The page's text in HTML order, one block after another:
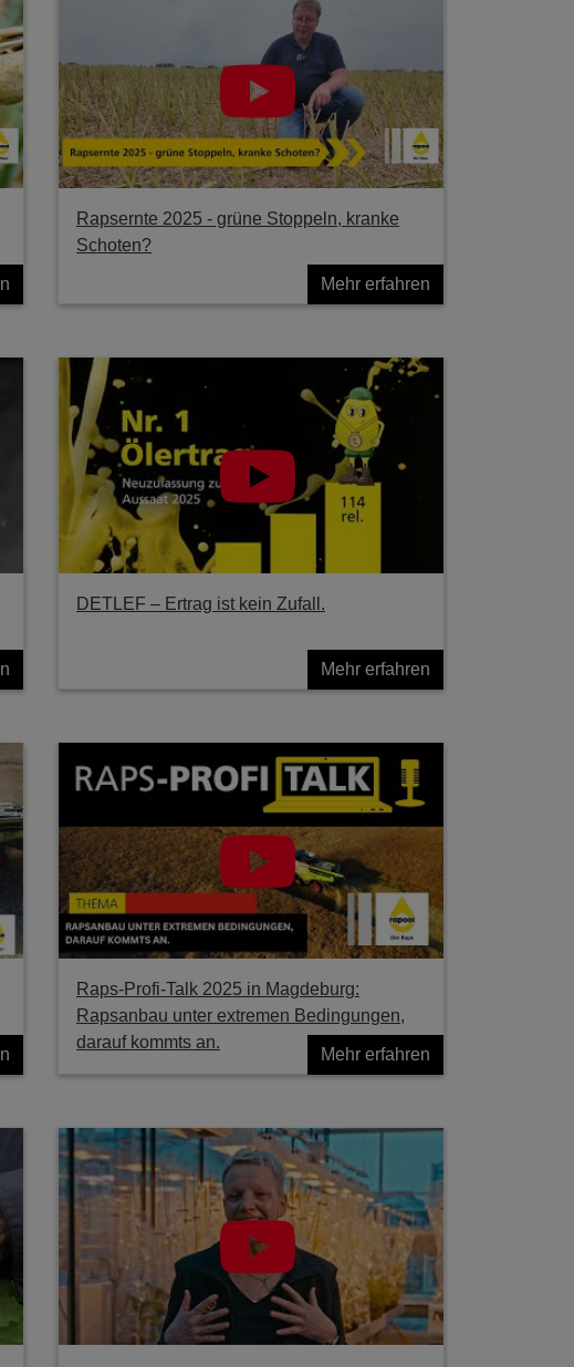
Rapsernte 2025 - grüne Stoppeln, kranke
Schoten?
Mehr erfahren
DETLEF – Ertrag ist kein Zufall.
Mehr erfahren
Raps-Profi-Talk 2025 in Magdeburg:
Rapsanbau unter extremen Bedingungen,
darauf kommts an.
Mehr erfahren